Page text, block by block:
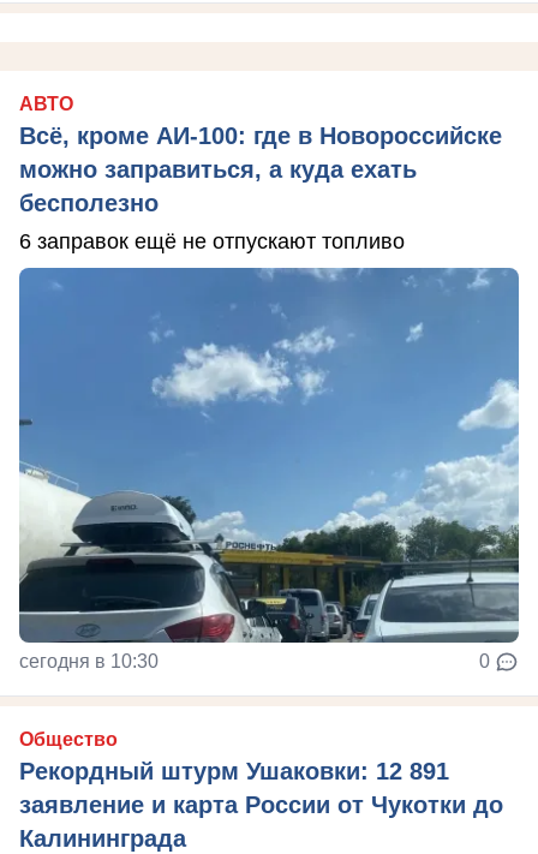
АВТО
Всё, кроме АИ-100: где в Новороссийске
можно заправиться, а куда ехать
бесполезно
6 заправок ещё не отпускают топливо
сегодня в 10:30 0
Общество
Рекордный штурм Ушаковки: 12 891
заявление и карта России от Чукотки до
Калининграда